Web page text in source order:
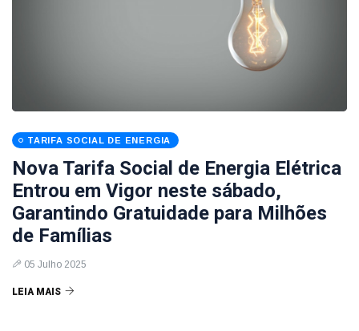
TARIFA SOCIAL DE ENERGIA
Nova Tarifa Social de Energia Elétrica
Entrou em Vigor neste sábado,
Garantindo Gratuidade para Milhões
de Famílias
05 Julho 2025
LEIA MAIS